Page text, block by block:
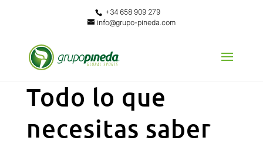
+34 658 909 279
info@grupo-pineda.com
Todo lo que
necesitas saber